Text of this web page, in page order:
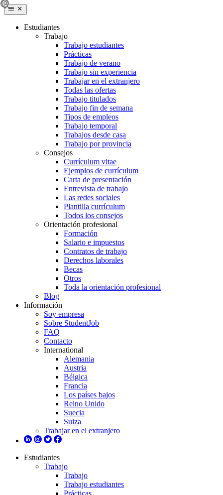
Estudiantes
Trabajo
Trabajo estudiantes
Prácticas
Trabajo de verano
Trabajo sin experiencia
Trabajar en el extranjero
Todas las ofertas
Trabajo titulados
Trabajo fin de semana
Tipos de empleos
Trabajo temporal
Trabajos desde casa
Trabajo por provincia
Consejos
Currículum vitae
Ejemplos de currículum
Carta de presentación
Entrevista de trabajo
Las redes sociales
Plantilla currículum
Todos los consejos
Orientación profesional
Formación
Salario e impuestos
Contratos de trabajo
Derechos laborales
Becas
Otros
Toda la orientación profesional
Blog
Información
Soy empresa
Sobre StudentJob
FAQ
Contacto
International
Alemania
Austria
Bélgica
Francia
Los países bajos
Reino Unido
Suecia
Suiza
Trabajar en el extranjero
Estudiantes
Trabajo
Trabajo
Trabajo estudiantes
Prácticas